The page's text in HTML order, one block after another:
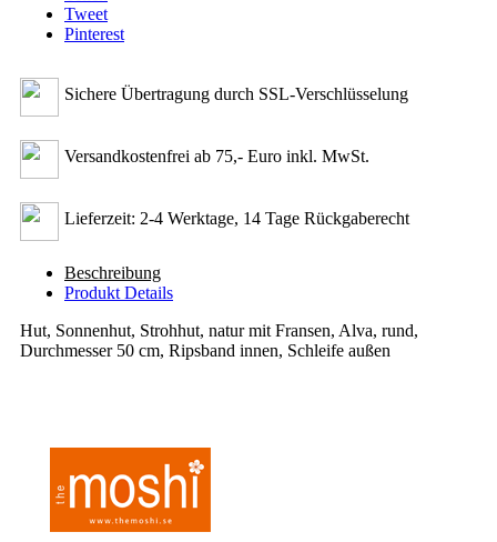
Tweet
Pinterest
Sichere Übertragung durch SSL-Verschlüsselung
Versandkostenfrei ab 75,- Euro inkl. MwSt.
Lieferzeit: 2-4 Werktage, 14 Tage Rückgaberecht
Beschreibung
Produkt Details
Hut, Sonnenhut, Strohhut, natur mit Fransen, Alva, rund,
Durchmesser 50 cm, Ripsband innen, Schleife außen